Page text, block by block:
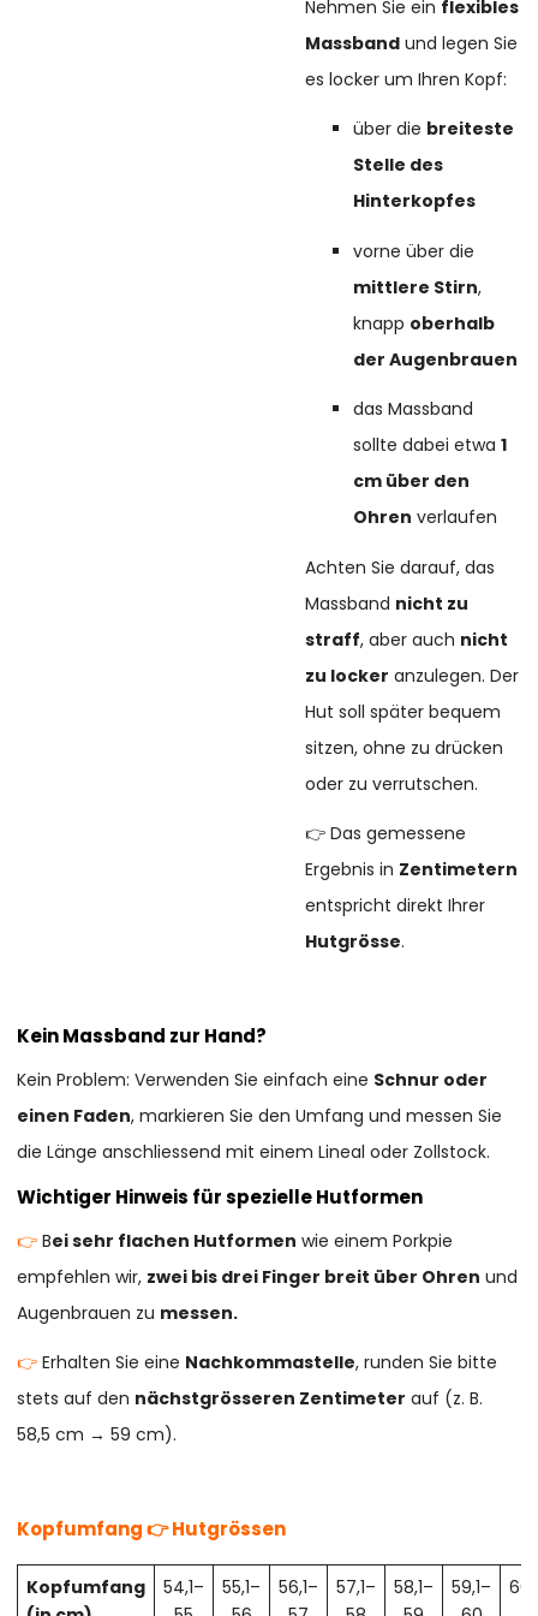
Nehmen Sie ein flexibles
Massband und legen Sie
es locker um Ihren Kopf:
über die breiteste
Stelle des
Hinterkopfes
vorne über die
mittlere Stirn,
knapp oberhalb
der Augenbrauen
das Massband
sollte dabei etwa1
cm über den
Ohren verlaufen
Achten Sie darauf, das
Massband nicht zu
straff, aber auch nicht
zu locker anzulegen. Der
Hut soll später bequem
sitzen, ohne zu drücken
oder zu verrutschen.
👉 Das gemessene
Ergebnis in Zentimetern
entspricht direkt Ihrer
Hutgrösse.
Kein Massband zur Hand?
Kein Problem: Verwenden Sie einfach eine Schnur oder
einen Faden, markieren Sie den Umfang und messen Sie
die Länge anschliessend mit einem Lineal oder Zollstock.
Wichtiger Hinweis für spezielle Hutformen
👉Bei sehr flachen Hutformen wie einem Porkpie
empfehlen wir, zwei bis drei Finger breit über Ohren und
Augenbrauen zu messen.
👉Erhalten Sie eine Nachkommastelle, runden Sie bitte
stets auf den nächstgrösseren Zentimeter auf (z. B.
58,5 cm → 59 cm).
Kopfumfang 👉 Hutgrössen
Kopfumfang
54,1–
55,1–
56,1–
57,1–
58,1–
59,1–